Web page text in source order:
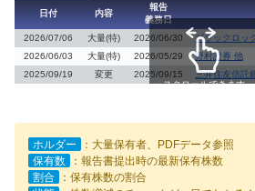
日付 内容
報告
義務日
2026/07/06 大量(特) 2026/06/30
ブラックロッ
2026/06/03
大量(特) 2026/05/29
野村證券 他
2025/09/19
変更 2025/09/15
三井住友信託
スクロールできます
ホルダー
：大量保有者、PDFデータ参照
保有数
：報告書提出時の最新保有株数
割合
：保有株数の割合